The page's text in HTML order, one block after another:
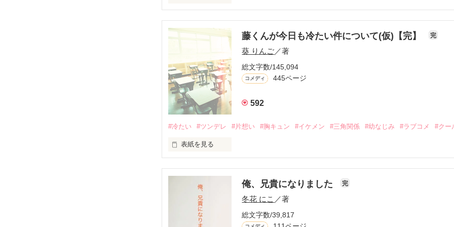
なんて感じたこと一度はあるんではないでしょうか。
でも休む理由もないし...
あ!そうだ！熱を出そう!
┈┈┈┈┈┈┈┈┈┈┈┈┈┈┈┈
お久しぶりです！！
久々に見たら結構たくさんの方に読んでもらえていて驚きました…！！
少しでも皆さんのためになっていたら嬉しいです(笑)
ランキング入りしました！
♔ 総合10位 ♔
藤くんが今日も冷たい件について(仮)【完】 完
葵 りんご／著
総文字数/145,094
コメディ 445ページ
592
#冷たい #ツンデレ #片想い #胸キュン #イケメン #三角関係 #幼なじみ #ラブコメ #クー
表紙を見る
「藤く〜ん」
「……」
俺、兄貴になりました 完
冬花 にこ ／著
総文字数/39,817